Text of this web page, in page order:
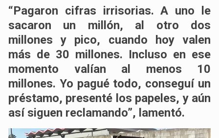
“Pagaron cifras irrisorias. A uno le
sacaron un millón, al otro dos
millones y pico, cuando hoy valen
más de 30 millones. Incluso en ese
momento valían al menos 10
millones. Yo pagué todo, conseguí un
préstamo, presenté los papeles, y aún
así siguen reclamando”, lamentó.